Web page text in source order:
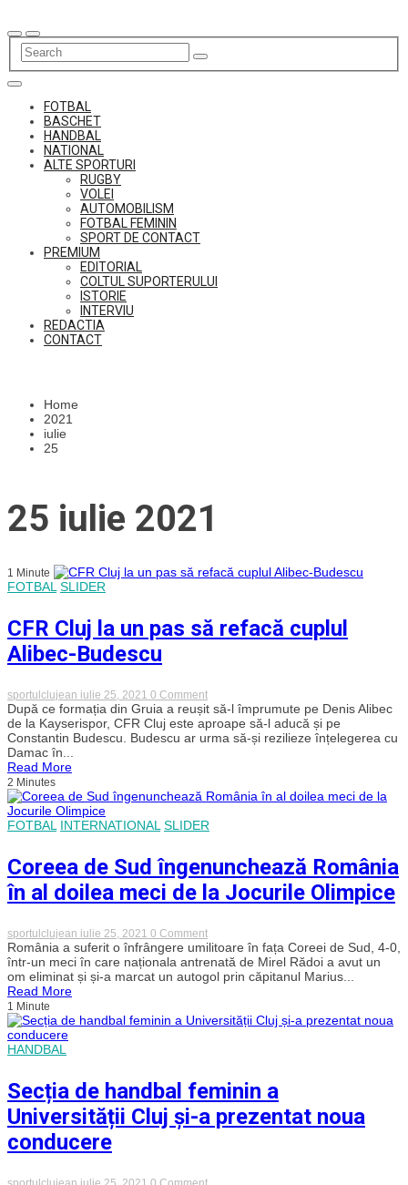
to
content
FOTBAL
BASCHET
HANDBAL
NATIONAL
ALTE SPORTURI
RUGBY
VOLEI
AUTOMOBILISM
FOTBAL FEMININ
SPORT DE CONTACT
PREMIUM
EDITORIAL
COLTUL SUPORTERULUI
ISTORIE
INTERVIU
REDACTIA
CONTACT
Home
2021
iulie
25
25 iulie 2021
1 Minute
FOTBAL SLIDER
CFR Cluj la un pas să refacă cuplul
Alibec-Budescu
sportulclujean iulie 25, 2021 0 Commenton
CFR
Cluj
la
un
cuplul
Budescu
După ce formația din Gruia a reușit să-l împrumute pe Denis Alibec
de la Kayserispor, CFR Cluj este aproape să-l aducă și pe
Constantin Budescu. Budescu ar urma să-și rezilieze înțelegerea cu
Damac în...
Read More
2 Minutes
FOTBAL INTERNATIONAL SLIDER
Coreea de Sud îngenunchează România
în al doilea meci de la Jocurile Olimpice
sportulclujean iulie 25, 2021 0 Commenton
Coreea
de
Sud
îngenunchează
al
Jocurile
Olimpice
România a suferit o înfrângere umilitoare în fața Coreei de Sud, 4-0,
într-un meci în care naționala antrenată de Mirel Rădoi a avut un
om eliminat și și-a marcat un autogol prin căpitanul Marius...
Read More
1 Minute
HANDBAL
Secția de handbal feminin a
Universității Cluj și-a prezentat noua
conducere
on